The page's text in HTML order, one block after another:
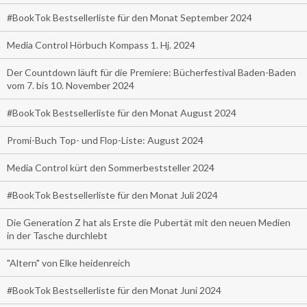
#BookTok Bestsellerliste für den Monat September 2024
Media Control Hörbuch Kompass 1. Hj. 2024
Der Countdown läuft für die Premiere: Bücherfestival Baden-Baden
vom 7. bis 10. November 2024
#BookTok Bestsellerliste für den Monat August 2024
Promi-Buch Top- und Flop-Liste: August 2024
Media Control kürt den Sommerbeststeller 2024
#BookTok Bestsellerliste für den Monat Juli 2024
Die Generation Z hat als Erste die Pubertät mit den neuen Medien
in der Tasche durchlebt
"Altern" von Elke heidenreich
#BookTok Bestsellerliste für den Monat Juni 2024